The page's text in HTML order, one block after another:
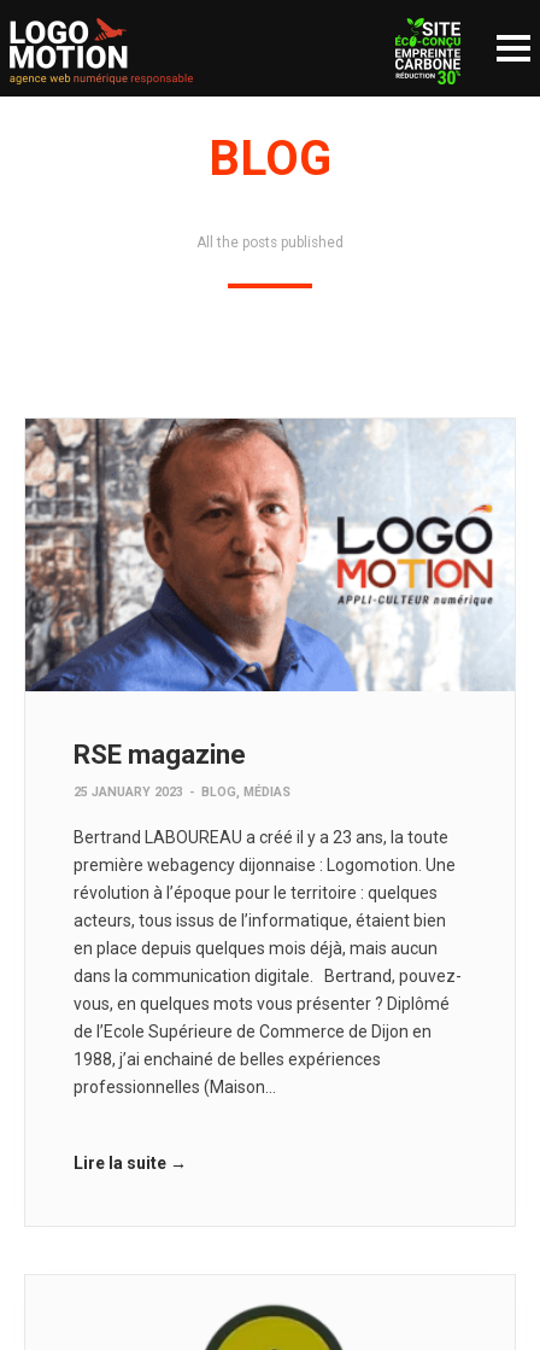
NOUS CONTACTER
BLOG
All the posts published
RSE magazine
25 JANUARY 2023 - BLOG, MÉDIAS
Bertrand LABOUREAU a créé il y a 23 ans, la toute
première webagency dijonnaise : Logomotion. Une
révolution à l’époque pour le territoire : quelques
acteurs, tous issus de l’informatique, étaient bien
en place depuis quelques mois déjà, mais aucun
dans la communication digitale. Bertrand, pouvez-
vous, en quelques mots vous présenter ? Diplômé
de l’Ecole Supérieure de Commerce de Dijon en
1988, j’ai enchainé de belles expériences
professionnelles (Maison…
Lire la suite →